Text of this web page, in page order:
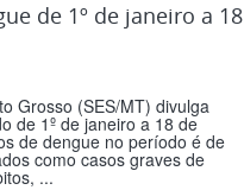
de 1º de janeiro a 18
Grosso (SES/MT) divulga
de 1º de janeiro a 18 de
de dengue no período é de
como casos graves de
...